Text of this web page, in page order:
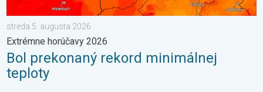
streda 5. augusta 2026
Extrémne horúčavy 2026
Bol prekonaný rekord minimálnej
teploty